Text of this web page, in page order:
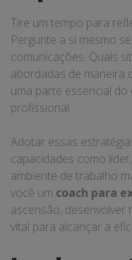
Tire um tempo para
Pergunte a si mesmo
comunicações. Quais
abordadas de maneira
uma parte essencial
profissional.
Adotar essas
capacidades como
ambiente de trabalho
você um coach para
ascensão, desenvolver
vital para alcançar a